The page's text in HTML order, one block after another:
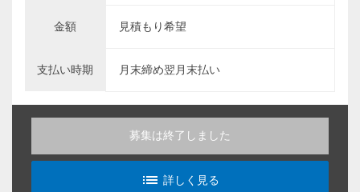
金額 見積もり希望
支払い時期 月末締め翌月末払い
募集は終了しました
list_alt
詳しく見る